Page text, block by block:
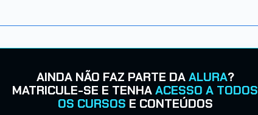
AINDA NÃO FAZ PARTE DAALURA?
MATRICULE-SE E TENHAACESSO A TODOS
OS CURSOS E CONTEÚDOS